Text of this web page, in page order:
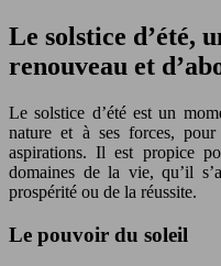
Le solstice d’été,
renouveau et
Le solstice d’été est un
nature et à ses forces,
aspirations. Il est propice
domaines de la vie, qu’il
prospérité ou de la réussite.
Le pouvoir du soleil